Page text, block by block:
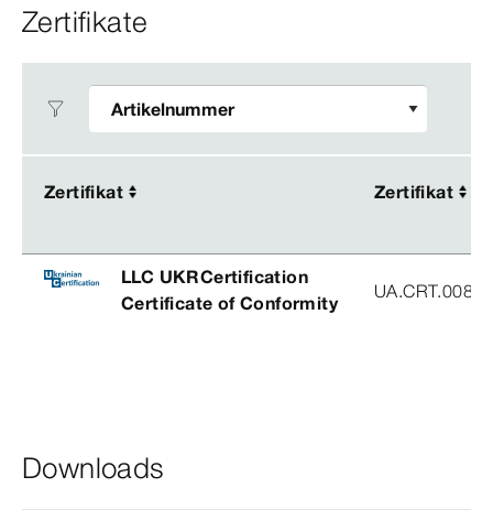
Zertifikate
Zertifikat Zertifikat
Zertifikat Zertifikat
LLC UKRCertification
Certificate of Conformity
Downloads